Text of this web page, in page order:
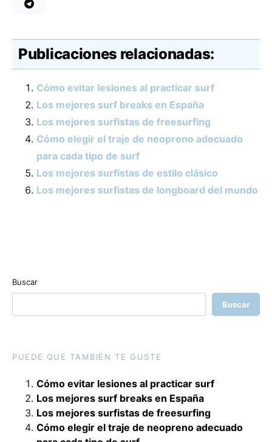
Publicaciones relacionadas:
Cómo evitar lesiones al practicar surf
Los mejores surf breaks en España
Los mejores surfistas de freesurfing
Cómo elegir el traje de neopreno adecuado
para cada tipo de surf
Los mejores surfistas de estilo clásico
Los mejores surfistas de longboard del mundo
Buscar
Buscar
PUEDE QUE TAMBIÉN TE GUSTE
Cómo evitar lesiones al practicar surf
Los mejores surf breaks en España
Los mejores surfistas de freesurfing
Cómo elegir el traje de neopreno adecuado